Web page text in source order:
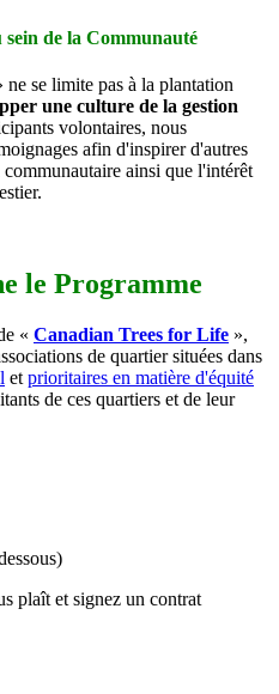
de la Communauté
se limite pas à la plantation
une culture de la gestion
volontaires, nous
afin d'inspirer d'autres
ainsi que l'intérêt
le Programme
« Canadian Trees for Life »,
de quartier situées dans
et prioritaires en matière d'équité
de ces quartiers et de leur
plaît et signez un contrat